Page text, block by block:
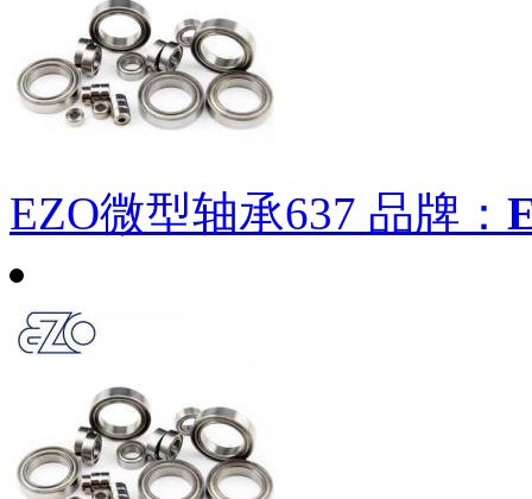
EZO微型轴承637 品牌：